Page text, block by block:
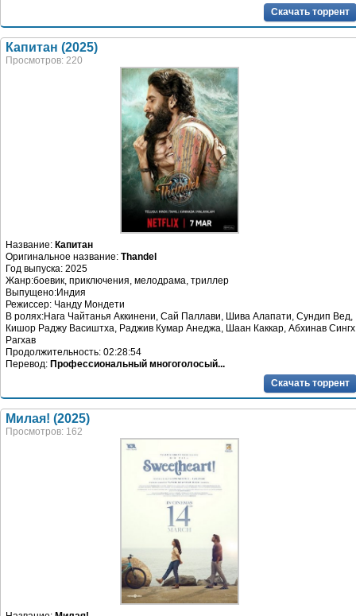
Скачать торрент
Капитан (2025)
Просмотров: 220
Название: Капитан
Оригинальное название: Thandel
Год выпуска: 2025
Жанр:боевик, приключения, мелодрама, триллер
Выпущено:Индия
Режиссер: Чанду Мондети
В ролях:Нага Чайтанья Аккинени, Сай Паллави, Шива Алапати, Сундип Вед,
Кишор Раджу Васиштха, Раджив Кумар Анеджа, Шаан Каккар, Абхинав Сингх
Рагхав
Продолжительность: 02:28:54
Перевод: Профессиональный многоголосый...
Скачать торрент
Милая! (2025)
Просмотров: 162